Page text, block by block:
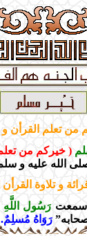
من تعلم القرأن
( خيركم من
الله عليه و
و تلاوة القرأن
سمعت رَسُول
رَوَاهُ مُسلِمٌ.